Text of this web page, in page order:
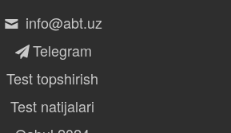
info@abt.uz
Telegram
Test topshirish
Test natijalari